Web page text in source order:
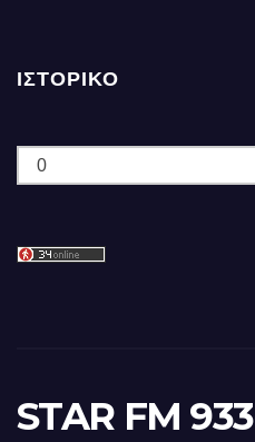
ΙΣΤΟΡΙΚΌ
Ιστορικό
STAR FM 933